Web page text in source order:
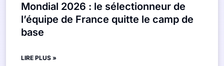
Mondial 2026 : le sélectionneur de
l’équipe de France quitte le camp de
base
LIRE PLUS »